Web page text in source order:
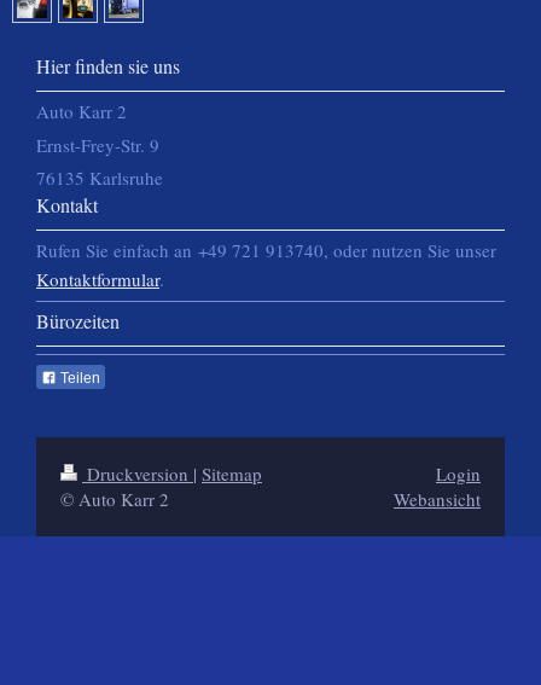
Hier finden sie uns
Auto Karr 2
Ernst-Frey-Str. 9
76135 Karlsruhe
Kontakt
Rufen Sie einfach an +49 721 913740, oder nutzen Sie unser
Kontaktformular.
Bürozeiten
Teilen
Druckversion | Sitemap
© Auto Karr 2
Login
Webansicht